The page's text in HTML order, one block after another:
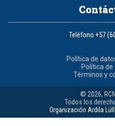
Teléfono +57
Política de
Política de
Términos y
© 2026,
Todos los
Organización Ardila